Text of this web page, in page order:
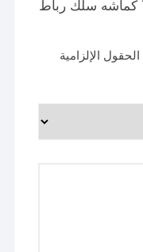
كن أول من يقيم “THT260702 كماشه سلك رباط
الحقول الإلزامية